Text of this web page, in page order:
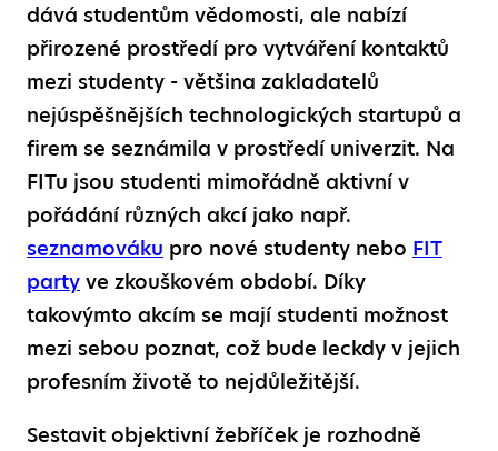
dává studentům vědomosti, ale nabízí
přirozené prostředí pro vytváření kontaktů
mezi studenty - většina zakladatelů
nejúspěšnějších technologických startupů a
firem se seznámila v prostředí univerzit. Na
FITu jsou studenti mimořádně aktivní v
pořádání různých akcí jako např.
seznamováku pro nové studenty nebo FIT
party ve zkouškovém období. Díky
takovýmto akcím se mají studenti možnost
mezi sebou poznat, což bude leckdy v jejich
profesním životě to nejdůležitější.
Sestavit objektivní žebříček je rozhodně